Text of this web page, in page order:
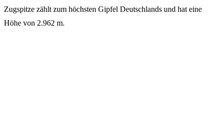
Zugspitze zählt zum höchsten Gipfel Deutschlands und hat eine
Höhe von 2.962 m.